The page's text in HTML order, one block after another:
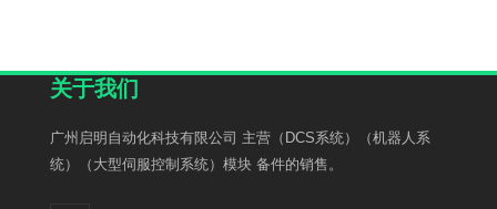
关于我们
广州启明自动化科技有限公司 主营（DCS系统）（机器人系
统）（大型伺服控制系统）模块 备件的销售。